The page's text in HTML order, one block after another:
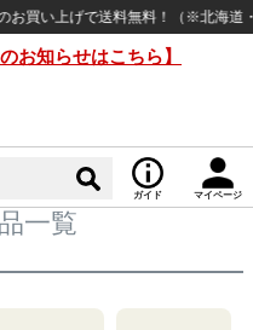
い上げで送料無料！（※北海道・
お知らせはこちら】
ガイド マイページ
一覧